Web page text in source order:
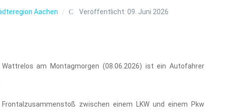
Aachen Veröffentlicht: 09. Juni 2026
am Montagmorgen (08.06.2026) ist ein Autofahrer
zwischen einem LKW und einem Pkw